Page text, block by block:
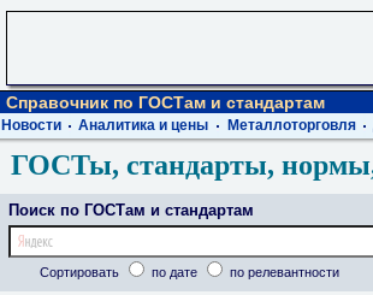
Справочник по ГОСТам и стандартам
Новости Аналитика и цены Металлоторговля
ГОСТы, стандарты,
Поиск по ГОСТам и стандартам
Сортировать по дате по релевантности